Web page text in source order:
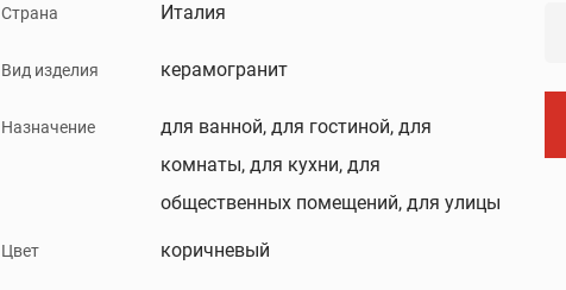
Страна Италия
Вид изделия керамогранит
Назначение
для ванной, для гостиной, для
комнаты, для кухни, для
общественных помещений, для улицы
Цвет коричневый